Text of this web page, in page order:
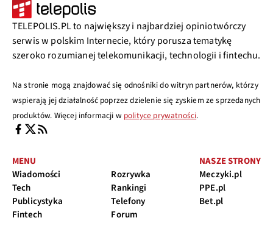
TELEPOLIS.PL to największy i najbardziej opiniotwórczy
serwis w polskim Internecie, który porusza tematykę
szeroko rozumianej telekomunikacji, technologii i fintechu.
Na stronie mogą znajdować się odnośniki do witryn partnerów, którzy
wspierają jej działalność poprzez dzielenie się zyskiem ze sprzedanych
produktów. Więcej informacji w polityce prywatności.
MENU
Wiadomości
Tech
Publicystyka
Fintech
Rozrywka
Rankingi
Telefony
Forum
NASZE STRONY
Meczyki.pl
PPE.pl
Bet.pl